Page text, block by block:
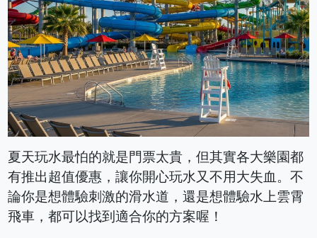
夏天玩水最怕的就是門票太貴，但其實各大樂園都
有推出超值優惠，讓你開心玩水又不用大失血。不
論你是想體驗刺激的滑水道，還是想體驗水上雲霄
飛車，都可以找到適合你的方案喔！